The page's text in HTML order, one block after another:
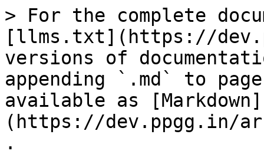
> For the complete
[llms.txt](https://
versions of
appending `.md` to
available as [Markdown]
(https://dev.ppgg.in/
.